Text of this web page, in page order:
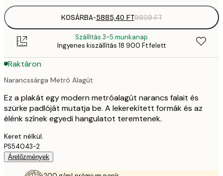
KOSÁRBA-5885,40 FT9809 FT
Szállítás 3-5 munkanap
Ingyenes kiszállítás 18 900 Ft felett
Raktáron
Narancssárga Metró Alagút
Ez a plakát egy modern metróalagút narancs falait és
szürke padlóját mutatja be. A lekerekített formák és az
élénk színek egyedi hangulatot teremtenek.
Keret nélkül.
PS54043-2
Árelőzmények